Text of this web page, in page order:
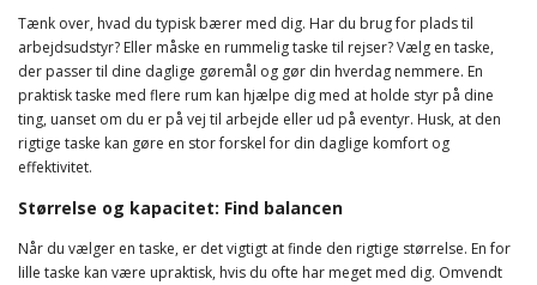
Tænk over, hvad du typisk bærer med dig. Har du brug for plads til
arbejdsudstyr? Eller måske en rummelig taske til rejser? Vælg en taske,
der passer til dine daglige gøremål og gør din hverdag nemmere. En
praktisk taske med flere rum kan hjælpe dig med at holde styr på dine
ting, uanset om du er på vej til arbejde eller ud på eventyr. Husk, at den
rigtige taske kan gøre en stor forskel for din daglige komfort og
effektivitet.
Størrelse og kapacitet: Find balancen
Når du vælger en taske, er det vigtigt at finde den rigtige størrelse. En for
lille taske kan være upraktisk, hvis du ofte har meget med dig. Omvendt